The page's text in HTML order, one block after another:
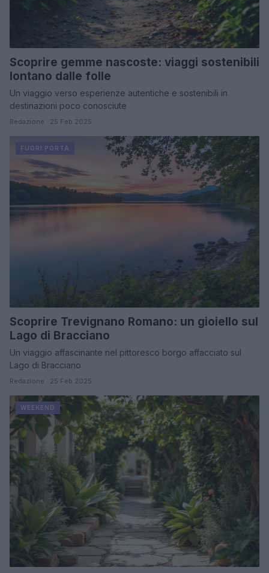
Scoprire gemme nascoste: viaggi sostenibili
lontano dalle folle
Un viaggio verso esperienze autentiche e sostenibili in
destinazioni poco conosciute
Redazione · 25 Feb 2025
FUORI PORTA
Scoprire Trevignano Romano: un gioiello sul
Lago di Bracciano
Un viaggio affascinante nel pittoresco borgo affacciato sul
Lago di Bracciano
Redazione · 25 Feb 2025
WEEKEND